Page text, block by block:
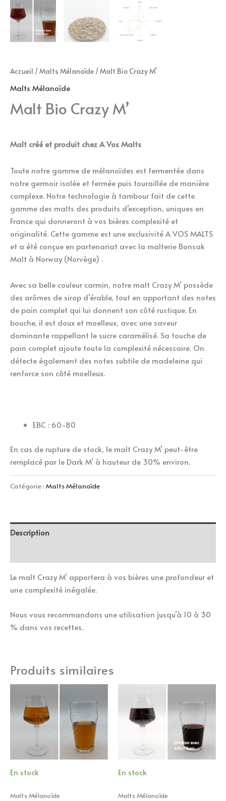
Accueil / Malts Mélanoïde / Malt Bio Crazy M’
Malts Mélanoïde
Malt Bio Crazy M’
Malt créé et produit chez A Vos Malts
Toute notre gamme de mélanoïdes est fermentée dans
notre germoir isolée et fermée puis touraillée de manière
complexe. Notre technologie à tambour fait de cette
gamme des malts des produits d’exception, uniques en
France qui donneront à vos bières complexité et
originalité. Cette gamme est une exclusivité A VOS MALTS
et a été conçue en partenariat avec la malterie Bonsak
Malt à Norway (Norvège) .
Avec sa belle couleur carmin, notre malt Crazy M’ possède
des arômes de sirop d’érable, tout en apportant des notes
de pain complet qui lui donnent son côté rustique. En
bouche, il est doux et moelleux, avec une saveur
dominante rappellant le sucre caramélisé. Sa touche de
pain complet ajoute toute la complexité nécessaire. On
détecte également des notes subtile de madeleine qui
renforce son côté moelleux.
EBC : 60-80
En cas de rupture de stock, le malt Crazy M’ peut-être
remplacé par le Dark M’ à hauteur de 30% environ.
Catégorie :Malts Mélanoïde
Description
Le malt Crazy M’ apportera à vos bières une profondeur et
une complexité inégalée.
Nous vous recommandons une utilisation jusqu’à 10 à 30
% dans vos recettes.
Produits similaires
En stock
Malts Mélanoïde
En stock
Malts Mélanoïde